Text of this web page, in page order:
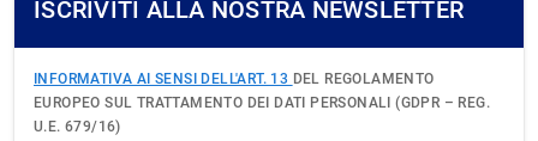
ISCRIVITI ALLA NOSTRA NEWSLETTER
INFORMATIVA AI SENSI DELL'ART. 13 DEL REGOLAMENTO
EUROPEO SUL TRATTAMENTO DEI DATI PERSONALI (GDPR – REG.
U.E. 679/16)